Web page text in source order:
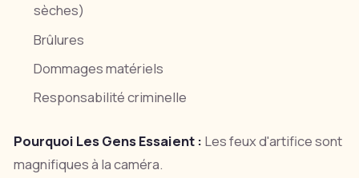
sèches)
Brûlures
Dommages matériels
Responsabilité criminelle
Pourquoi Les Gens Essaient : Les feux d'artifice sont
magnifiques à la caméra.